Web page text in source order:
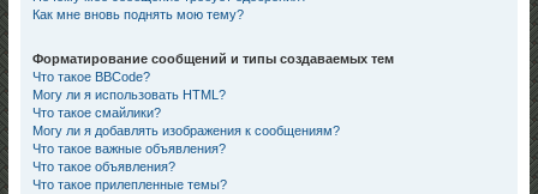
Как мне вновь поднять мою тему?
Форматирование сообщений и типы создаваемых тем
Что такое BBCode?
Могу ли я использовать HTML?
Что такое смайлики?
Могу ли я добавлять изображения к сообщениям?
Что такое важные объявления?
Что такое объявления?
Что такое прилепленные темы?